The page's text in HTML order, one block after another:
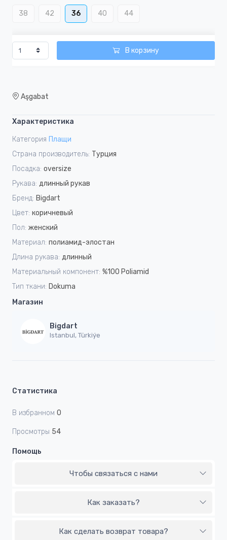
38 42 36 40 44
В корзину
Aşgabat
Характеристика
Категория Плащи
Страна производитель: Турция
Посадка: oversize
Рукава: длинный рукав
Бренд: Bigdart
Цвет: коричневый
Пол: женский
Материал: полиамид-элостан
Длина рукава: длинный
Материальный компонент: %100 Poliamid
Тип ткани: Dokuma
Магазин
Bigdart
Istanbul, Türkiýe
Статистика
В избранном 0
Просмотры 54
Помощь
Чтобы связаться с нами
Как заказать?
Как сделать возврат товара?